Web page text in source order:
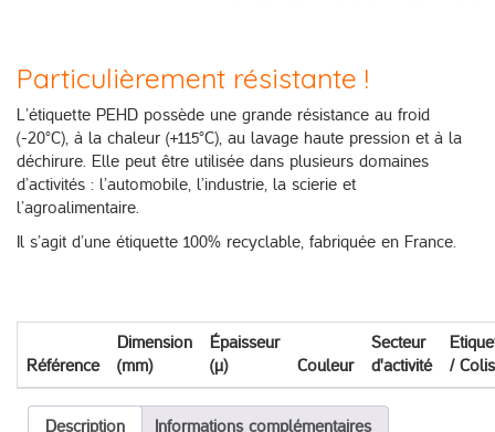
Particulièrement résistante !
L’étiquette PEHD possède une grande résistance au froid
(-20°C), à la chaleur (+115°C), au lavage haute pression et à la
déchirure. Elle peut être utilisée dans plusieurs domaines
d’activités : l’automobile, l’industrie, la scierie et
l’agroalimentaire.
Il s’agit d’une étiquette 100% recyclable, fabriquée en France.
Référence
Dimension
(mm)
Épaisseur
(µ)
Couleur
Secteur
d'activité
/ Colis
Description Informations complémentaires